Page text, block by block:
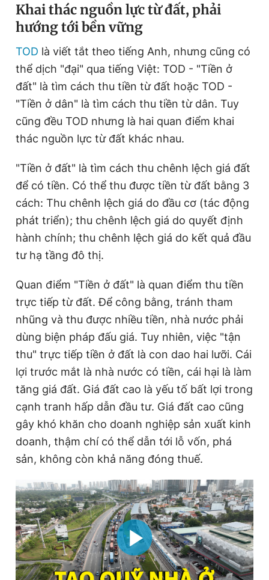
Khai thác nguồn lực từ đất, phải
hướng tới bền vững
TOD là viết tắt theo tiếng Anh, nhưng cũng có
thể dịch "đại" qua tiếng Việt: TOD - "Tiền ở
đất" là tìm cách thu tiền từ đất hoặc TOD -
"Tiền ở dân" là tìm cách thu tiền từ dân. Tuy
cũng đều TOD nhưng là hai quan điểm khai
thác nguồn lực từ đất khác nhau.
"Tiền ở đất" là tìm cách thu chênh lệch giá đất
để có tiền. Có thể thu được tiền từ đất bằng 3
cách: Thu chênh lệch giá do đầu cơ (tác động
phát triển); thu chênh lệch giá do quyết định
hành chính; thu chênh lệch giá do kết quả đầu
tư hạ tầng đô thị.
Quan điểm "Tiền ở đất" là quan điểm thu tiền
trực tiếp từ đất. Để công bằng, tránh tham
nhũng và thu được nhiều tiền, nhà nước phải
dùng biện pháp đấu giá. Tuy nhiên, việc "tận
thu" trực tiếp tiền ở đất là con dao hai lưỡi. Cái
lợi trước mắt là nhà nước có tiền, cái hại là làm
tăng giá đất. Giá đất cao là yếu tố bất lợi trong
cạnh tranh hấp dẫn đầu tư. Giá đất cao cũng
gây khó khăn cho doanh nghiệp sản xuất kinh
doanh, thậm chí có thể dẫn tới lỗ vốn, phá
sản, không còn khả năng đóng thuế.